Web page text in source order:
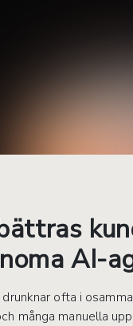
AI-
ofta i
många manuella